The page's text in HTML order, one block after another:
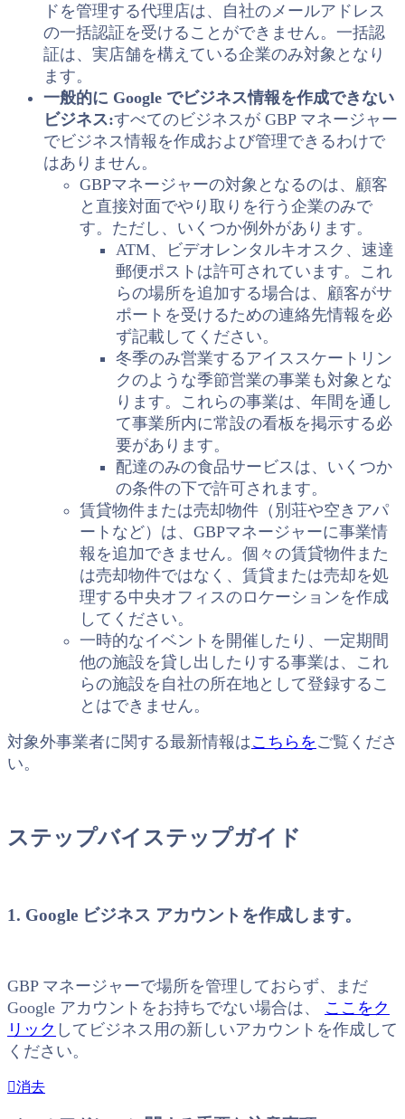
ドを管理する代理店は、自社のメールアドレス
の一括認証を受けることができません。一括認
証は、実店舗を構えている企業のみ対象となり
ます。
一般的に Google でビジネス情報を作成できない
ビジネス:すべてのビジネスが GBP マネージャー
でビジネス情報を作成および管理できるわけで
はありません。
GBPマネージャーの対象となるのは、顧客
と直接対面でやり取りを行う企業のみで
す。ただし、いくつか例外があります。
ATM、ビデオレンタルキオスク、速達
郵便ポストは許可されています。これ
らの場所を追加する場合は、顧客がサ
ポートを受けるための連絡先情報を必
ず記載してください。
冬季のみ営業するアイススケートリン
クのような季節営業の事業も対象とな
ります。これらの事業は、年間を通し
て事業所内に常設の看板を掲示する必
要があります。
配達のみの食品サービスは、いくつか
の条件の下で許可されます。
賃貸物件または売却物件（別荘や空きアパ
ートなど）は、GBPマネージャーに事業情
報を追加できません。個々の賃貸物件また
は売却物件ではなく、賃貸または売却を処
理する中央オフィスのロケーションを作成
してください。
一時的なイベントを開催したり、一定期間
他の施設を貸し出したりする事業は、これ
らの施設を自社の所在地として登録するこ
とはできません。
対象外事業者に関する最新情報はこちらを ご覧くださ
い。
ステップバイステップガイド
1. Google ビジネス アカウントを作成します。
GBP マネージャーで場所を管理しておらず、まだ
Google アカウントをお持ちでない場合は、 ここをク
リック してビジネス用の新しいアカウントを作成して
ください。
消去